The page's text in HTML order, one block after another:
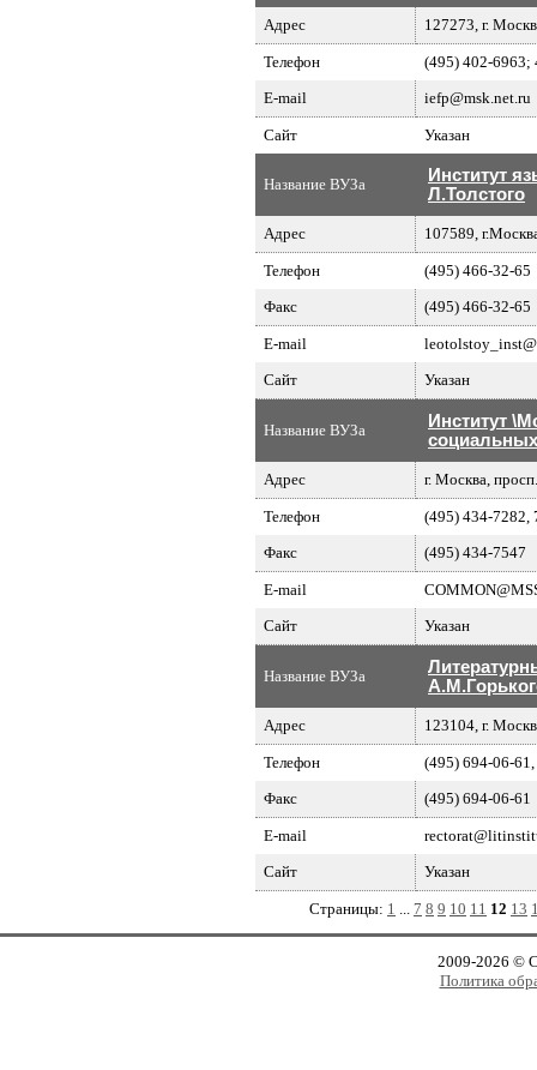
Адрес 127273, г.
Телефон
(495) 402-6963;
E-mail
iefp@msk.net.ru
Сайт Указан
Название ВУЗа
Институт
Л.Толстого
Адрес 107589,
Телефон
(495) 466-32-65
Факс
(495) 466-32-65
E-mail
Сайт
Указан
Название ВУЗа
Институт
Адрес г. Москва,
Телефон
(495) 434-7282,
Факс
(495) 434-7547
E-mail
Сайт
Указан
Название ВУЗа
Адрес 123104, г.
Телефон
(495) 694-06-
Факс
(495) 694-06-61
E-mail
Сайт
Указан
Страницы: 1 ... 7 8 9 10 11 12 13
2009-2026 ©
Политика